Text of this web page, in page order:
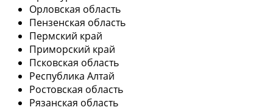
Орловская область
Пензенская область
Пермский край
Приморский край
Псковская область
Республика Алтай
Ростовская область
Рязанская область